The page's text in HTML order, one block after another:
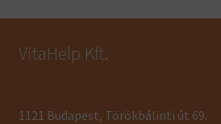
VitaHelp Kft.
1121 Budapest, Törökbálinti út 69.